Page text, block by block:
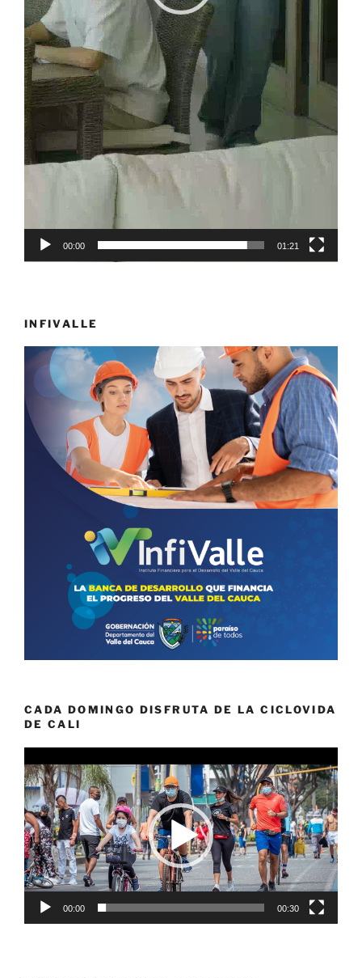
00:00 01:21
INFIVALLE
CADA DOMINGO DISFRUTA DE LA CICLOVIDA
DE CALI
de
vídeo
00:00 00:30